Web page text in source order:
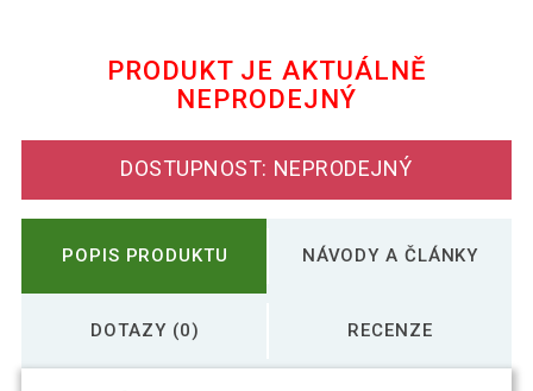
PRODUKT JE AKTUÁLNĚ
NEPRODEJNÝ
DOSTUPNOST: NEPRODEJNÝ
POPIS PRODUKTU NÁVODY A ČLÁNKY
DOTAZY (0) RECENZE